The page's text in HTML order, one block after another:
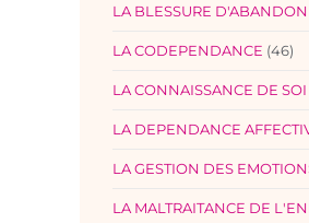
LA BLESSURE D'ABANDON
LA CODEPENDANCE (46)
LA CONNAISSANCE DE SOI
LA DEPENDANCE
LA GESTION DES
LA MALTRAITANCE DE